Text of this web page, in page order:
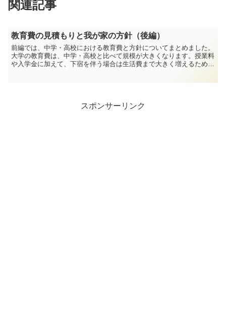
関連記事
教育費の見積もりと我が家の方針（後編）
前編では、中学・高校における教育費と方針についてまとめました。
大学の教育費は、中学・高校と比べて規模が大きくなります。授業料
や入学金に加えて、下宿を伴う場合は生活費まで大きく増えるため、
スポンサーリンク